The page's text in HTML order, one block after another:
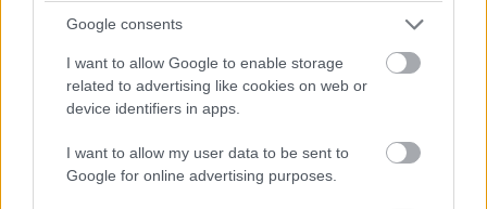
Google consents
I want to allow Google to enable storage
related to advertising like cookies on web or
device identifiers in apps.
I want to allow my user data to be sent to
Google for online advertising purposes.